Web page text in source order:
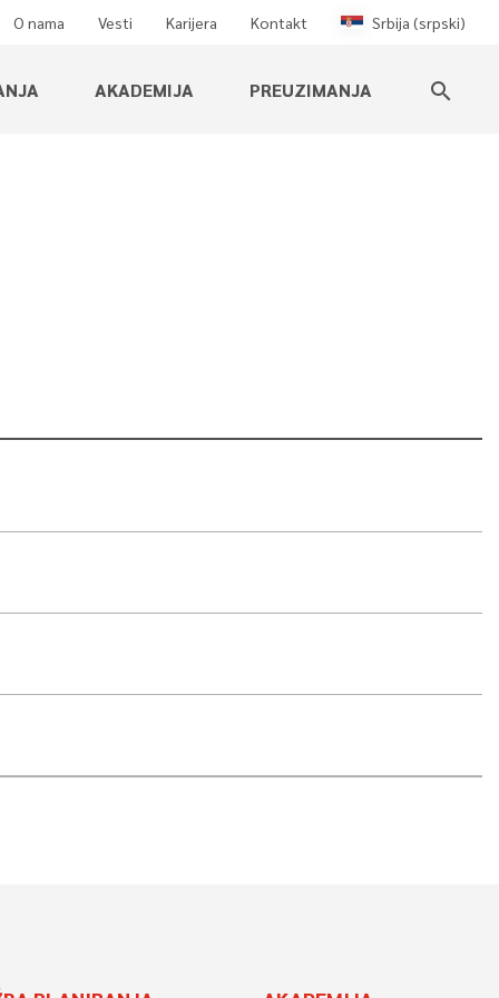
O nama Vesti Karijera Kontakt Srbija (srpski)
AKADEMIJA PREUZIMANJA search